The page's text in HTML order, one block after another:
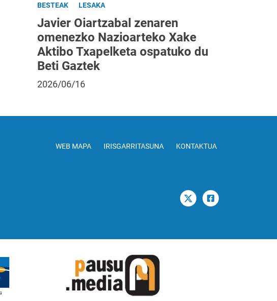
BESTEAK LESAKA
Javier Oiartzabal zenaren
omenezko Nazioarteko Xake
Aktibo Txapelketa ospatuko du
Beti Gaztek
2026/06/16
WEB MAPA IRISGARRITASUNA KONTAKTUA